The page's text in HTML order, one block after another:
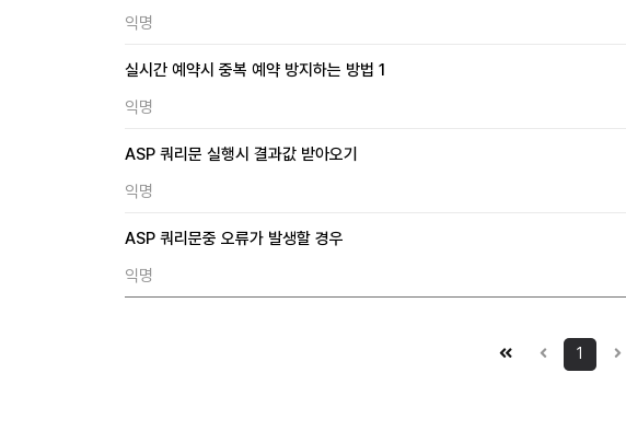
익명
실시간 예약시 중복 예약 방지하는 방법 1
익명
ASP 쿼리문 실행시 결과값 받아오기
익명
ASP 쿼리문중 오류가 발생할 경우
익명
1